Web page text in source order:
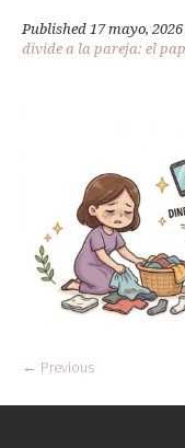
Published 17 mayo, 2026
divide a la pareja: el
← Previous